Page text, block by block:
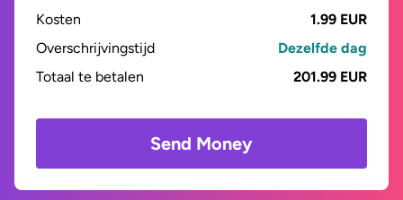
Kosten
1.99 EUR
Overschrijvingstijd
Dezelfde dag
Totaal te betalen
201.99 EUR
Send Money